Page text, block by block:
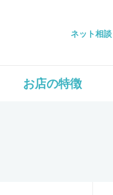
お店の特徴
ネット相談